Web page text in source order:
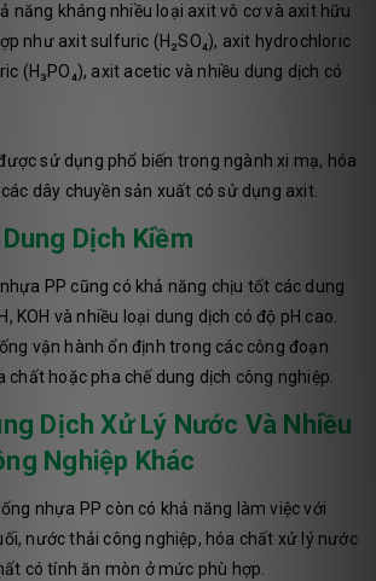
năng kháng nhiều loại axit vô cơ và axit hữu
như axit sulfuric (H₂SO₄), axit hydrochloric
(H₃PO₄), axit acetic và nhiều dung dịch có
sử dụng phổ biến trong ngành xi mạ, hóa
dây chuyền sản xuất có sử dụng axit.
Dịch Kiềm
PP cũng có khả năng chịu tốt các dung
KOH và nhiều loại dung dịch có độ pH cao.
vận hành ổn định trong các công đoạn
chất hoặc pha chế dung dịch công nghiệp.
Dịch Xử Lý Nước Và Nhiều
Nghiệp Khác
nhựa PP còn có khả năng làm việc với
nước thải công nghiệp, hóa chất xử lý nước
có tính ăn mòn ở mức phù hợp.